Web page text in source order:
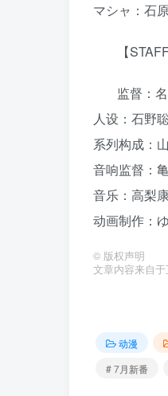
マシャ：石
【STAFF
监督：
人设：石野
系列构成：
音响监督：
音乐：高梨
动画制作：
© 版权声明
文章内容来自
动漫
# 7月新番